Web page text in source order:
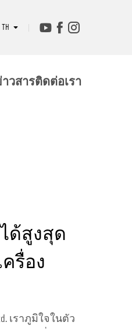
TH
วสารติดต่อเรา
ด้สูงสุด
รื่อง
Ltd. เราภูมิใจในตัว